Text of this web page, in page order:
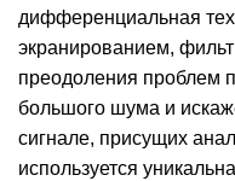
дифференциальная
экранированием,
преодоления проблем
большого шума и
сигнале, присущих
используется